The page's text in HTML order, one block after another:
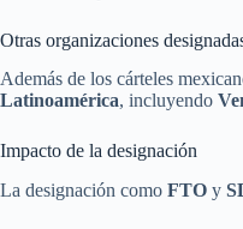
Otras organizaciones
Además de los cárteles
Latinoamérica, incluyendo
Impacto de la designación
La designación como FTO y